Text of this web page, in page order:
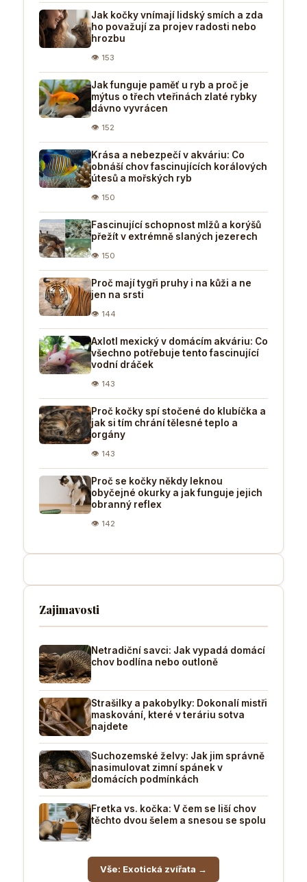
Jak kočky vnímají lidský smích a zda
ho považují za projev radosti nebo
hrozbu
👁 153
Jak funguje paměť u ryb a proč je
mýtus o třech vteřinách zlaté rybky
dávno vyvrácen
👁 152
Krása a nebezpečí v akváriu: Co
obnáší chov fascinujících korálových
útesů a mořských ryb
👁 150
Fascinující schopnost mlžů a korýšů
přežít v extrémně slaných jezerech
👁 150
Proč mají tygři pruhy i na kůži a ne
jen na srsti
👁 144
Axlotl mexický v domácím akváriu: Co
všechno potřebuje tento fascinující
vodní dráček
👁 143
Proč kočky spí stočené do klubíčka a
jak si tím chrání tělesné teplo a
orgány
👁 143
Proč se kočky někdy leknou
obyčejné okurky a jak funguje jejich
obranný reflex
👁 142
Zajimavosti
Netradiční savci: Jak vypadá domácí
chov bodlína nebo outloně
Strašilky a pakobylky: Dokonalí mistři
maskování, které v teráriu sotva
najdete
Suchozemské želvy: Jak jim správně
nasimulovat zimní spánek v
domácích podmínkách
Fretka vs. kočka: V čem se liší chov
těchto dvou šelem a snesou se spolu
Vše: Exotická zvířata →